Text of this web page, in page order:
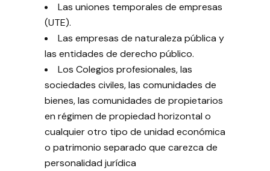
Las uniones temporales de empresas
(UTE).
Las empresas de naturaleza pública y
las entidades de derecho público.
Los Colegios profesionales, las
sociedades civiles, las comunidades de
bienes, las comunidades de propietarios
en régimen de propiedad horizontal o
cualquier otro tipo de unidad económica
o patrimonio separado que carezca de
personalidad jurídica